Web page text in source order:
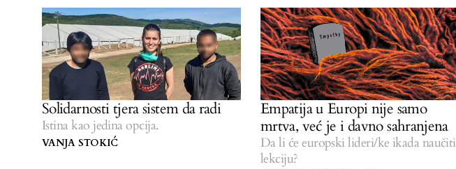
Solidarnosti tjera sistem da radi
Istina kao jedina opcija.
VANJA STOKIĆ
Empatija u Europi nije samo
mrtva, već je i davno sahranjena
Da li će europski lideri/ke ikada naučiti
lekciju?